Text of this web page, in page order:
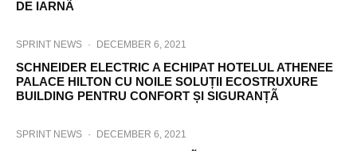
DE IARNÃ
SPRINT NEWS · DECEMBER 6, 2021
SCHNEIDER ELECTRIC A ECHIPAT HOTELUL ATHENEE
PALACE HILTON CU NOILE SOLUȚII ECOSTRUXURE
BUILDING PENTRU CONFORT ȘI SIGURANȚÃ
SPRINT NEWS · DECEMBER 6, 2021